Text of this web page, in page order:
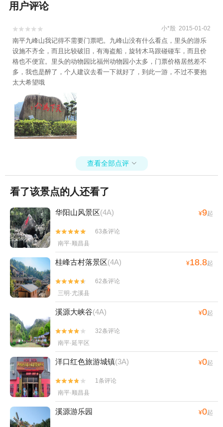
用户评论

 小*殷 2015-01-02
南平九峰山我记得不需要门票吧。九峰山没有什么看点，里头的游乐
设施不齐全，而且比较破旧，有海盗船，旋转木马跟碰碰车，而且价
格也不便宜。里头的动物园比福州动物园小太多，门票价格居然差不
多，我也是醉了，个人建议去看一下就好了，到此一游，不过不要抱
太大希望哦
查看全部点评 
看了该景点的人还看了
华阳山风景区(4A) ¥9起


63条评论
南平·顺昌县
桂峰古村落景区(4A) ¥18.8起


62条评论
三明·尤溪县
溪源大峡谷(4A) ¥0起


32条评论
南平·延平区
洋口红色旅游城镇(3A) ¥0起


1条评论
南平·顺昌县
溪源游乐园 ¥0起